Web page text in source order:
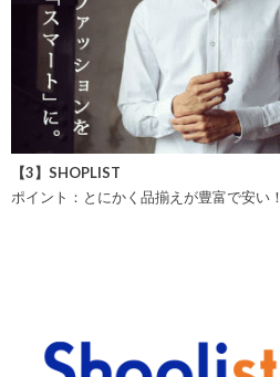
【3】SHOPLIST
ポイント：とにかく品揃えが豊富で安い！